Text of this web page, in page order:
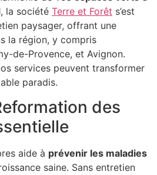
la société Terre et Forêt s’est
paysager, offrant une
la région, y compris
de-Provence, et Avignon.
services peuvent transformer
paradis.
des
aide à prévenir les maladies
saine. Sans entretien